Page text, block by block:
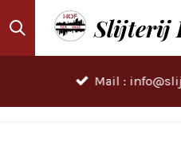
Ga
direct
hoofdinhoud
Slijterij
Mail :